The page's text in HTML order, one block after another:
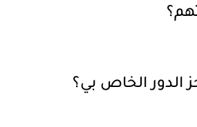
الخاص بي؟